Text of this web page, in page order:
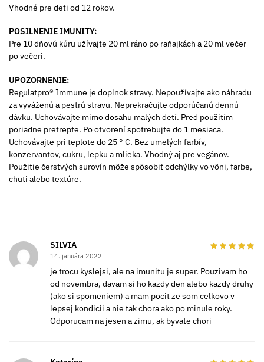
Vhodné pre deti od 12 rokov.
POSILNENIE IMUNITY:
Pre 10 dňovú kúru užívajte 20 ml ráno po raňajkách a 20 ml večer
po večeri.
UPOZORNENIE:
Regulatpro® Immune je doplnok stravy. Nepoužívajte ako náhradu
za vyváženú a pestrú stravu. Neprekračujte odporúčanú dennú
dávku. Uchovávajte mimo dosahu malých detí. Pred použitím
poriadne pretrepte. Po otvorení spotrebujte do 1 mesiaca.
Uchovávajte pri teplote do 25 ° C. Bez umelých farbív,
konzervantov, cukru, lepku a mlieka. Vhodný aj pre vegánov.
Použitie čerstvých surovín môže spôsobiť odchýlky vo vôni, farbe,
chuti alebo textúre.
SILVIA
14. januára 2022
je trocu kyslejsi, ale na imunitu je super. Pouzivam ho
od novembra, davam si ho kazdy den alebo kazdy druhy
(ako si spomeniem) a mam pocit ze som celkovo v
lepsej kondicii a nie tak chora ako po minule roky.
Odporucam na jesen a zimu, ak byvate chori